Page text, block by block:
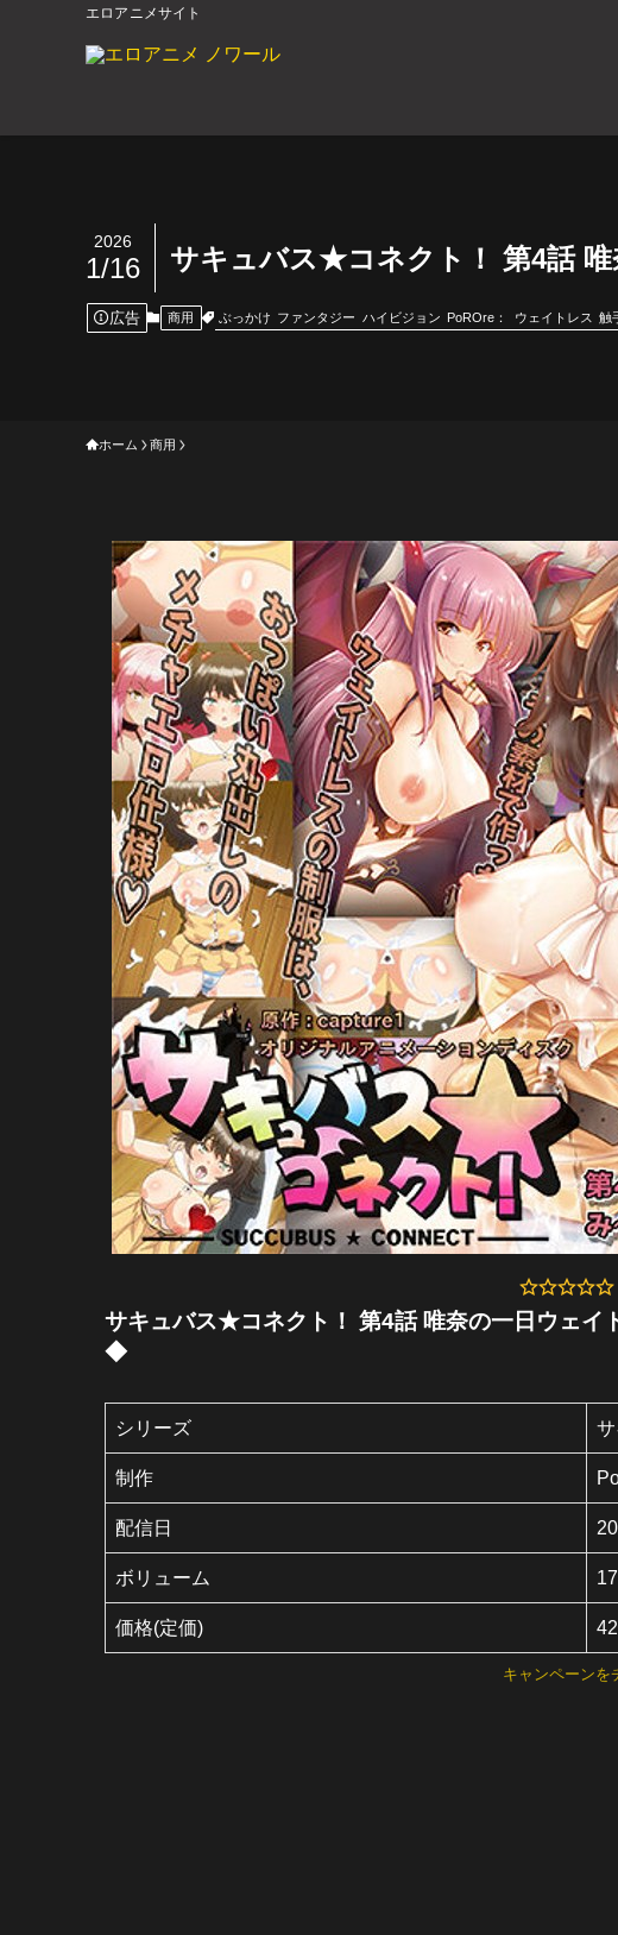
エロアニメサイト
サキュバス★コネクト！ 第4話
2026
1/16
広告 商用 ぶっかけ ファンタジー ハイビジョン PoROre： ウェイトレス 触
ホーム 商用
サキュバス★コネクト！ 第4話 唯奈の一日ウェ
◆
シリーズ
制作
配信日
ボリューム
価格(定価)
キャンペーンを